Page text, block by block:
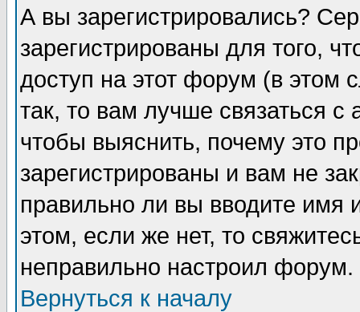
А вы зарегистрировались?
зарегистрированы для того,
доступ на этот форум (в этом
так, то вам лучше связаться
чтобы выяснить, почему это
зарегистрированы и вам не
правильно ли вы вводите
этом, если же нет, то
неправильно настроил форум.
Вернуться к началу